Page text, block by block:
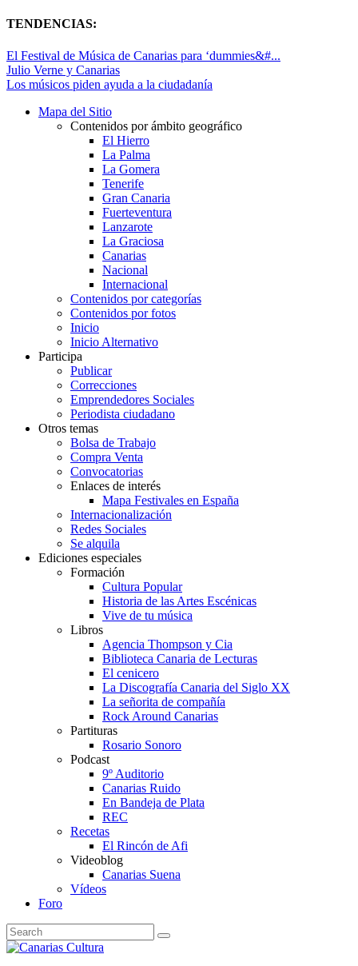
TENDENCIAS:
El Festival de Música de Canarias para ‘dummies&#...
Julio Verne y Canarias
Los músicos piden ayuda a la ciudadanía
Mapa del Sitio
Contenidos por ámbito geográfico
El Hierro
La Palma
La Gomera
Tenerife
Gran Canaria
Fuerteventura
Lanzarote
La Graciosa
Canarias
Nacional
Internacional
Contenidos por categorías
Contenidos por fotos
Inicio
Inicio Alternativo
Participa
Publicar
Correcciones
Emprendedores Sociales
Periodista ciudadano
Otros temas
Bolsa de Trabajo
Compra Venta
Convocatorias
Enlaces de interés
Mapa Festivales en España
Internacionalización
Redes Sociales
Se alquila
Ediciones especiales
Formación
Cultura Popular
Historia de las Artes Escénicas
Vive de tu música
Libros
Agencia Thompson y Cia
Biblioteca Canaria de Lecturas
El cenicero
La Discografía Canaria del Siglo XX
La señorita de compañía
Rock Around Canarias
Partituras
Rosario Sonoro
Podcast
9º Auditorio
Canarias Ruido
En Bandeja de Plata
REC
Recetas
El Rincón de Afi
Videoblog
Canarias Suena
Vídeos
Foro